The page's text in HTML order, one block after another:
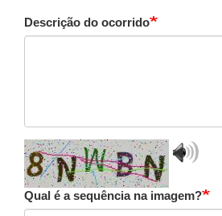
Descrição do ocorrido
Play
validation
Qual é a sequência na imagem?